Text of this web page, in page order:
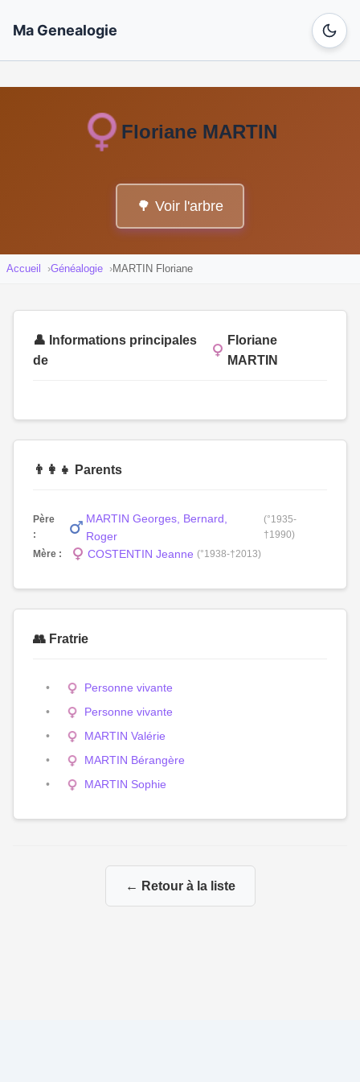
Ma Genealogie
Floriane MARTIN
🌳 Voir l'arbre
Accueil Généalogie MARTIN Floriane
👤 Informations principales
de
Floriane
MARTIN
👨‍👩‍👧 Parents
Père
:
MARTIN Georges, Bernard,
Roger
(°1935-
†1990)
Mère :
COSTENTIN Jeanne (°1938-†2013)
👥 Fratrie
Personne vivante
Personne vivante
MARTIN Valérie
MARTIN Bérangère
MARTIN Sophie
← Retour à la liste